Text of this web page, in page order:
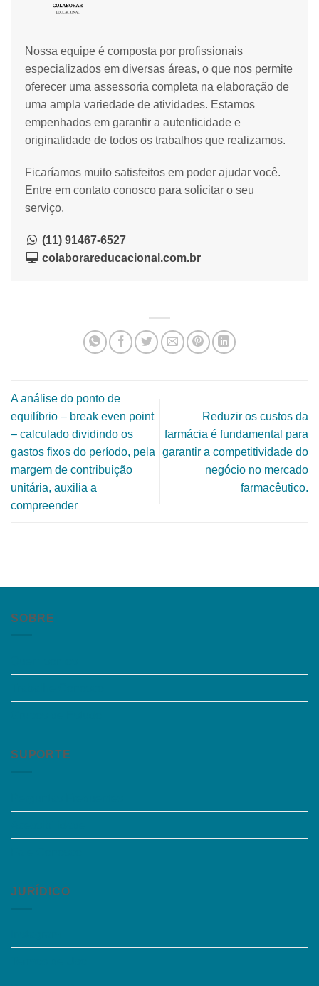
Nossa equipe é composta por profissionais
especializados em diversas áreas, o que nos permite
oferecer uma assessoria completa na elaboração de
uma ampla variedade de atividades. Estamos
empenhados em garantir a autenticidade e
originalidade de todos os trabalhos que realizamos.
Ficaríamos muito satisfeitos em poder ajudar você.
Entre em contato conosco para solicitar o seu
serviço.
(11) 91467-6527
colaborareducacional.com.br
A análise do ponto de
equilíbrio – break even point
– calculado dividindo os
gastos fixos do período, pela
margem de contribuição
unitária, auxilia a
compreender
Reduzir os custos da
farmácia é fundamental para
garantir a competitividade do
negócio no mercado
farmacêutico.
SOBRE
SUPORTE
JURÍDICO